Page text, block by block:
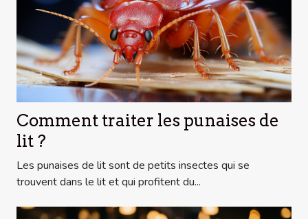
Comment traiter les punaises de
lit ?
Les punaises de lit sont de petits insectes qui se
trouvent dans le lit et qui profitent du...